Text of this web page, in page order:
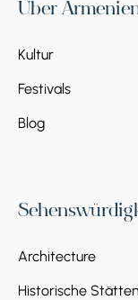
Über
Kultur
Festivals
Blog
Architecture
Historische Stätten